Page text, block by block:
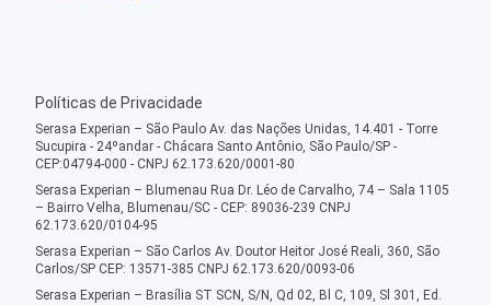
Políticas de Privacidade
Serasa Experian – São Paulo Av. das Nações Unidas, 14.401 - Torre
Sucupira - 24ºandar - Chácara Santo Antônio, São Paulo/SP -
CEP:04794-000 - CNPJ 62.173.620/0001-80
Serasa Experian – Blumenau Rua Dr. Léo de Carvalho, 74 – Sala 1105
– Bairro Velha, Blumenau/SC - CEP: 89036-239 CNPJ
62.173.620/0104-95
Serasa Experian – São Carlos Av. Doutor Heitor José Reali, 360, São
Carlos/SP CEP: 13571-385 CNPJ 62.173.620/0093-06
Serasa Experian – Brasília ST SCN, S/N, Qd 02, Bl C, 109, Sl 301, Ed.